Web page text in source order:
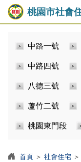
桃園市社會
中路一號
中路四號
八德三號
蘆竹二號
桃園東門段
首頁 ＞ 社會住宅 ＞